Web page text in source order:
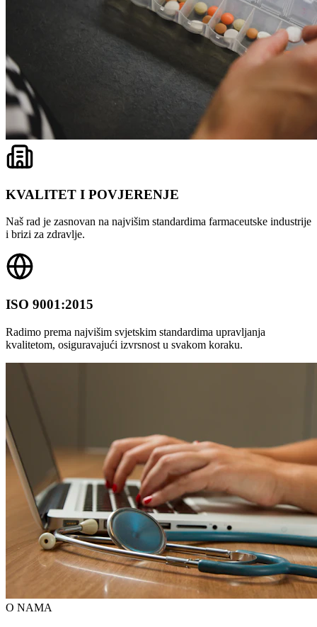
KVALITET I POVJERENJE
Naš rad je zasnovan na najvišim standardima farmaceutske industrije
i brizi za zdravlje.
ISO 9001:2015
Radimo prema najvišim svjetskim standardima upravljanja
kvalitetom, osiguravajući izvrsnost u svakom koraku.
O NAMA